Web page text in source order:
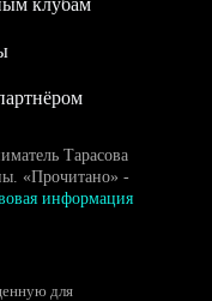
клубам
Тарасова
«Прочитано» -
информация
для